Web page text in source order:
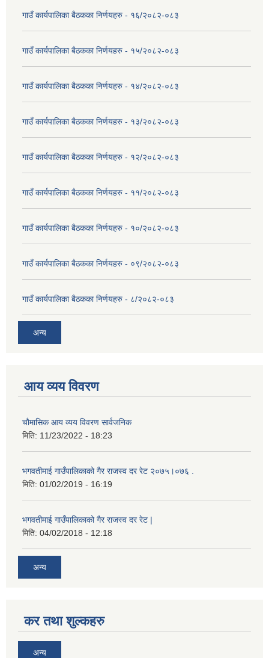
गाउँ कार्यपालिका बैठकका निर्णयहरु - १६/२०८२-०८३
गाउँ कार्यपालिका बैठकका निर्णयहरु - १५/२०८२-०८३
गाउँ कार्यपालिका बैठकका निर्णयहरु - १४/२०८२-०८३
गाउँ कार्यपालिका बैठकका निर्णयहरु - १३/२०८२-०८३
गाउँ कार्यपालिका बैठकका निर्णयहरु - १२/२०८२-०८३
गाउँ कार्यपालिका बैठकका निर्णयहरु - ११/२०८२-०८३
गाउँ कार्यपालिका बैठकका निर्णयहरु - १०/२०८२-०८३
गाउँ कार्यपालिका बैठकका निर्णयहरु - ०९/२०८२-०८३
गाउँ कार्यपालिका बैठकका निर्णयहरु - ८/२०८२-०८३
अन्य
आय व्यय विवरण
चाैमासिक आय व्यय विवरण सार्वजनिक
मिति: 11/23/2022 - 18:23
भगवतीमाई गाउँपालिकाको गैर राजस्व दर रेट २०७५।०७६ .
मिति: 01/02/2019 - 16:19
भगवतीमाई गाउँपालिकाको गैर राजस्व दर रेट |
मिति: 04/02/2018 - 12:18
अन्य
कर तथा शुल्कहरु
अन्य